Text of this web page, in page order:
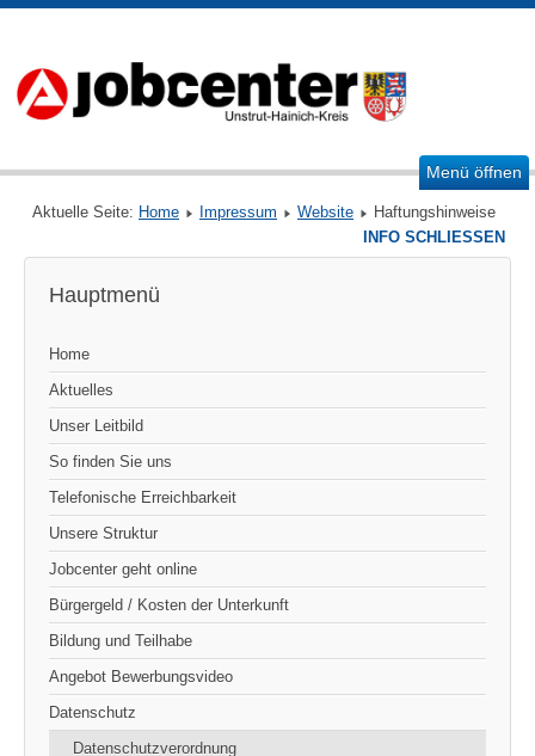
Menü öffnen
Aktuelle Seite: Home Impressum Website Haftungshinweise
Hauptmenü
Home
Aktuelles
Unser Leitbild
So finden Sie uns
Telefonische Erreichbarkeit
Unsere Struktur
Jobcenter geht online
Bürgergeld / Kosten der Unterkunft
Bildung und Teilhabe
Angebot Bewerbungsvideo
Datenschutz
Datenschutzverordnung
INFO SCHLIESSEN